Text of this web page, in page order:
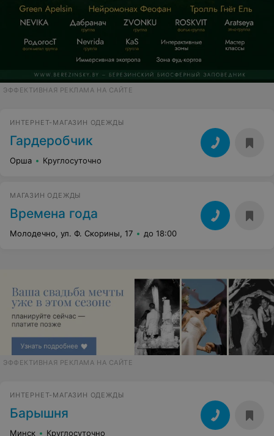
ЭФФЕКТИВНАЯ РЕКЛАМА НА САЙТЕ
ИНТЕРНЕТ-МАГАЗИН ОДЕЖДЫ
Гардеробчик
Орша Круглосуточно
МАГАЗИН ОДЕЖДЫ
Времена года
Молодечно, ул. Ф. Скорины, 17 до 18:00
ЭФФЕКТИВНАЯ РЕКЛАМА НА САЙТЕ
ИНТЕРНЕТ-МАГАЗИН ОДЕЖДЫ
Барышня
Минск Круглосуточно